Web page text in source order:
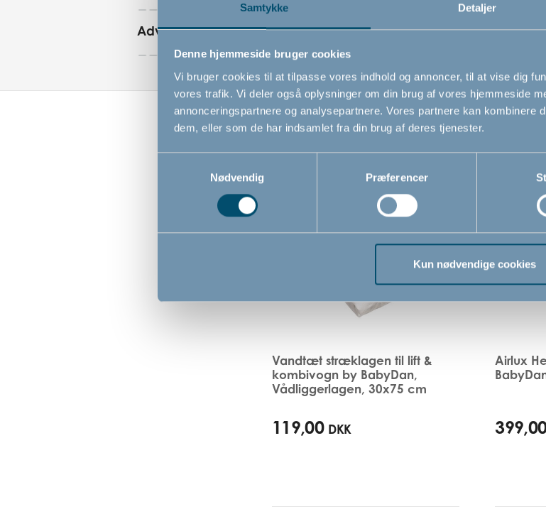
Samtykke Detaljer
Denne hjemmeside bruger cookies
Vi bruger cookies til at tilpasse vores indhold og annoncer, til at vise dig
vores trafik. Vi deler også oplysninger om din brug af vores hjemmeside
annonceringspartnere og analysepartnere. Vores partnere kan kombinere
dem, eller som de har indsamlet fra din brug af deres tjenester.
Nødvendig
Præferencer
Kun nødvendige cookies
Advarsler
Relaterede
Vandtæt stræklagen til lift &
kombivogn by BabyDan,
Vådliggerlagen, 30x75 cm
119,00 DKK
Airlux